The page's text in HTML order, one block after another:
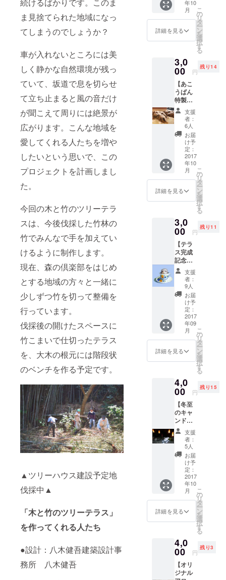
ま見捨てられた地域になっ
てしまうのでしょうか？
車が入れないところには美
しく静かな自然環境が残っ
ていて、坂道で息を切らせ
て立ち止まると風の音だけ
が聞こえて周りには絶景が
広がります。こんな地域を
愛してくれる人たちを増や
したいという思いで、この
プロジェクトを計画しまし
た。
今回の木と竹のツリーテラ
スは、今後伐採した竹林の
竹でみんなで手を加えてい
けるように制作します。
現在、森の倶楽部をはじめ
とする地域の方々と一緒に
少しずつ竹を切って整備を
行っています。
伐採後の開けたスペースに
竹こまいで仕切ったテラス
を、大木の根元には階段状
のベンチを作る予定です。
▲ツリーハウス建設予定地
伐採中▲
「木と竹のツリーテラス」
を作ってくれる人たち
●設計：八木健吾建築設計事
務所 八木健吾
ている。 ＋ ・森
の庭入
場チ
ケット
回数
券 500
※有効期
限２０
１８年
１２月
３１日
※竹や森
の植物
をどう
ぞお持
ち帰り
くださ
い。
年10
月
詳細を見る
こ
の
リ
タ
ー
ン
を
選
択
す
る
3,0
00 円
残り14
【あこ
うぱん
特製森
のシュ
トレ
ン】 ・
あこう
ぱん特
製「森
のシュ
トレ
ン」
（詳し
くは活
動報
品の追
加をご
覧くだ
さい）
＋ ・お
礼のポ
スト
カード
と灯台
が丘探
検地図
＋ ・森
の庭入
場チ
ケット
回数
券 500
※有効期
１８年
１２月
※竹や森
の植物
をどう
ぞお持
ち帰り
くださ
い。
支援
者：
6人
お届
け予
定：
2017
年10
月
詳細を見る
こ
の
リ
タ
ー
ン
を
選
択
す
る
3,0
00 円
残り11
【テラ
ス完成
記念
パー
ティ招
待券】
＋ ・お
礼のポ
スト
カード
と灯台
が丘探
検地図
＋ ・森
の庭入
回数
券 500
円×2枚
※有効期
限２０
１８年
１２月
３１日
※竹や森
の植物
をどう
ぞお持
ち帰り
くださ
い。
支援
者：
9人
お届
け予
定：
2017
年09
月
詳細を見る
こ
の
リ
タ
ー
ン
を
選
択
す
る
4,0
00 円
残り15
【冬至
のキャ
ンドル
ナイト
入場
券】 ◆
日時１
２月２
２日金
１７時
以降予
定 ※
ホット
ラムな
どフ
+ケーキ
付 ＋ ・
お礼の
ポスト
カード
支援
者：
5人
お届
け予
定：
2017
年10
月
詳細を見る
こ
の
リ
タ
ー
ン
を
選
択
す
る
4,0
00 円
残り3
【オリ
ジナル